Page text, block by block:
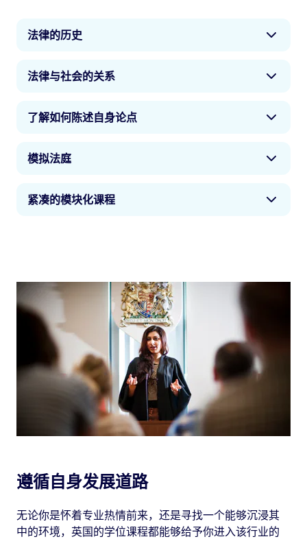
法律的历史
要应用法律，你需要了解它的起源以及你自身在其
中的位置。我们历史悠久的大学可为你提供数千年
你的日常工作。
法律与社会的关系
无论我们生活在哪里，法律都会规范我们自身及他
人的行为。我们的自由、权利和所面临的危险都受
合同到塑造我们所有人生活的宪法，你将清晰了解
了解如何陈述自身论点
能够有效参与辩论并陈述自身论点，这项技能对于
任何职业来说都颇具价值，而如果你想要从事法律
算成为一名律师，拥有强大的分析和语言能力，也
模拟法庭
随着你在辩论和提问方面的技能不断增长，你将能
够在最真实的环境下磨练你的技能。真实的模拟法
紧凑的模块化课程
你的大学设置的专业模块课程，从家庭法到人权，
不一而足。这种模块化的学习方法也让我们的课程
变得更加紧凑，从而比其他国家和地区的学生更快
毕业，同时还不会牺牲任何细节方面的学习。
遵循自身发展道路
无论你是怀着专业热情前来，还是寻找一个能够沉浸其
中的环境，英国的学位课程都能够给予你进入该行业的